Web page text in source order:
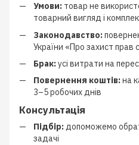
Умови: товар не
товарний вигляд і
Законодавство:
України «Про захист прав
Брак:усі витрати на
Повернення коштів:на
3–5 робочих днів
Консультація
Підбір:допоможемо
задачі